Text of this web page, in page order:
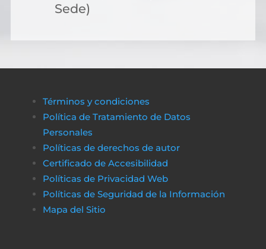
Sede)
Términos y condiciones
Política de Tratamiento de Datos
Personales
Políticas de derechos de autor
Certificado de Accesibilidad
Políticas de Privacidad Web
Políticas de Seguridad de la Información
Mapa del Sitio